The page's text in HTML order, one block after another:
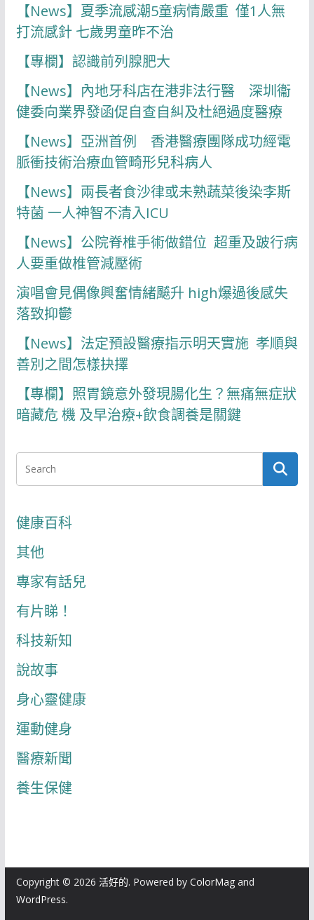
【News】夏季流感潮5童病情嚴重 僅1人無
打流感針 七歲男童昨不治
【專欄】認識前列腺肥大
【News】內地牙科店在港非法行醫 深圳衞
健委向業界發函促自查自糾及杜絕過度醫療
【News】亞洲首例 香港醫療團隊成功經電
脈衝技術治療血管畸形兒科病人
【News】兩長者食沙律或未熟蔬菜後染李斯
特菌 一人神智不清入ICU
【News】公院脊椎手術做錯位 超重及跛行病
人要重做椎管減壓術
演唱會見偶像興奮情緒飇升 high爆過後感失
落致抑鬱
【News】法定預設醫療指示明天實施 孝順與
善別之間怎樣抉擇
【專欄】照胃鏡意外發現腸化生？無痛無症狀
暗藏危 機 及早治療+飲食調養是關鍵
健康百科
其他
專家有話兒
有片睇！
科技新知
說故事
身心靈健康
運動健身
醫療新聞
養生保健
Copyright © 2026 活好的. Powered by ColorMagand
WordPress.